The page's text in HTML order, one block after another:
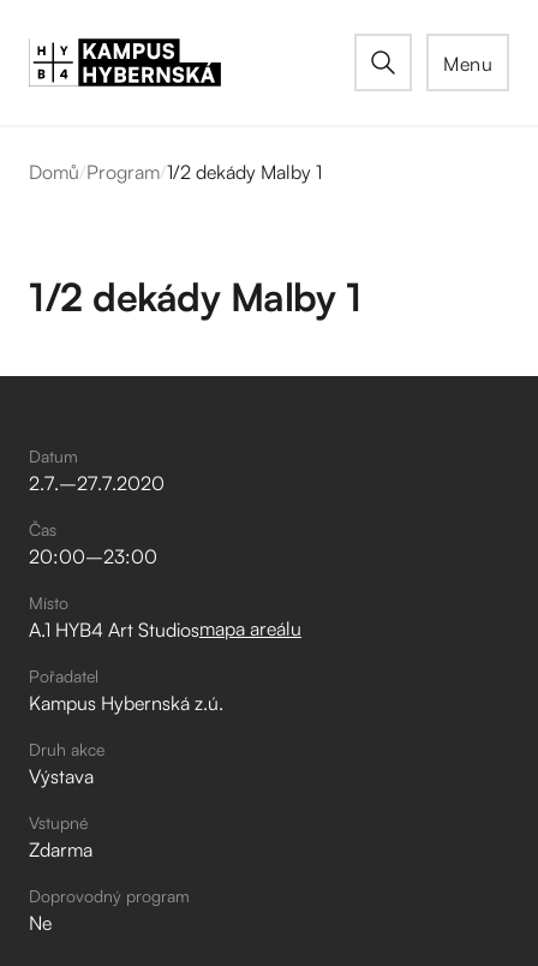
Menu
Domů/Program/1/2 dekády Malby 1
1/2 dekády Malby 1
Datum
2.7.–⁠27.7.2020
Čas
20:00–⁠23:00
Místo
A.1 HYB4 Art Studiosmapa areálu
Pořadatel
Kampus Hybernská z.ú.
Druh akce
Výstava
Vstupné
Zdarma
Doprovodný program
Ne